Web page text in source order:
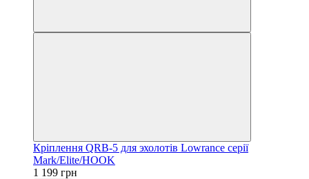
Кріплення QRB-5 для эхолотів Lowrance серії
Mark/Elite/HOOK
1 199 грн